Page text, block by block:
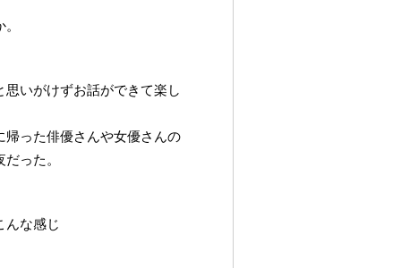
いがけずお話ができて楽し
った俳優さんや女優さんの
った。
んな感じ